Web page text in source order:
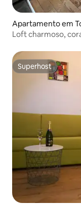
Apartamento em
Loft charmoso,
Superhost
Superhost